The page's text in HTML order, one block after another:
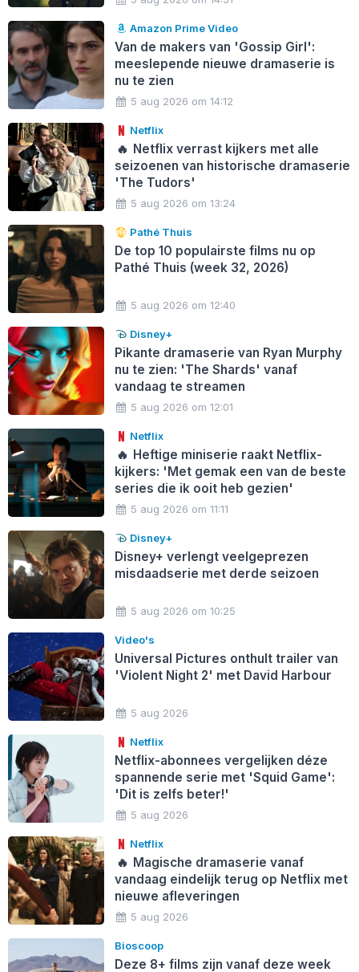
Amazon Prime Video
Van de makers van 'Gossip Girl':
meeslepende nieuwe dramaserie is
nu te zien
5 aug 2026 om 14:12
Netflix
🔥 Netflix verrast kijkers met alle
seizoenen van historische dramaserie
'The Tudors'
5 aug 2026 om 13:24
Pathé Thuis
De top 10 populairste films nu op
Pathé Thuis (week 32, 2026)
5 aug 2026 om 12:40
Disney+
Pikante dramaserie van Ryan Murphy
nu te zien: 'The Shards' vanaf
vandaag te streamen
5 aug 2026 om 12:01
Netflix
🔥 Heftige miniserie raakt Netflix-
kijkers: 'Met gemak een van de beste
series die ik ooit heb gezien'
5 aug 2026 om 11:11
Disney+
Disney+ verlengt veelgeprezen
misdaadserie met derde seizoen
5 aug 2026 om 10:25
Video's
Universal Pictures onthult trailer van
'Violent Night 2' met David Harbour
5 aug 2026
Netflix
Netflix-abonnees vergelijken déze
spannende serie met 'Squid Game':
'Dit is zelfs beter!'
5 aug 2026
Netflix
🔥 Magische dramaserie vanaf
vandaag eindelijk terug op Netflix met
nieuwe afleveringen
5 aug 2026
Bioscoop
Deze 8+ films zijn vanaf deze week